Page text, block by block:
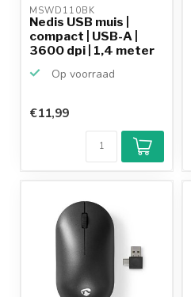
MSWD110BK
Nedis USB muis |
compact | USB-A |
3600 dpi | 1,4 meter
Op voorraad
€11,99